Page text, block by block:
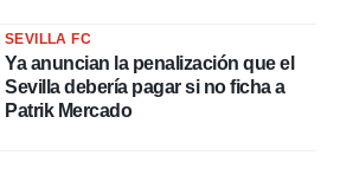
SEVILLA FC
Ya anuncian la penalización que el
Sevilla debería pagar si no ficha a
Patrik Mercado